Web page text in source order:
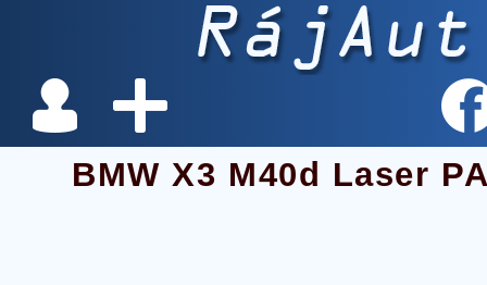
BMW X3 M40d Laser